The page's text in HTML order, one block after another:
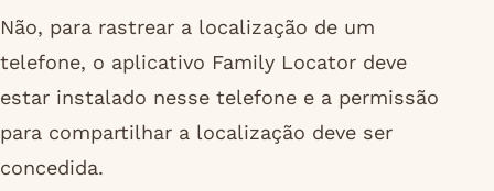
Não, para rastrear a localização de um
telefone, o aplicativo Family Locator deve
estar instalado nesse telefone e a permissão
para compartilhar a localização deve ser
concedida.